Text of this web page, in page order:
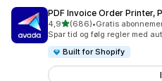
PDF Invoice Order Printer,
4,9av 5 stjerner
(686)
Totalt 686 omtaler
•Gratis
Spar tid og følg regler med
Built for Shopify